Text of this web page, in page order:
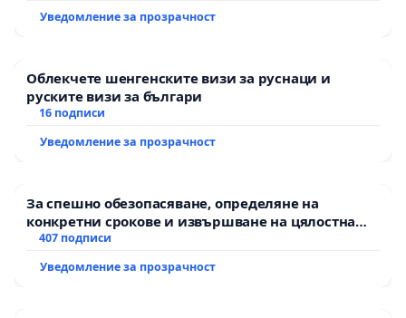
Уведомление за прозрачност
Облекчете шенгенските визи за руснаци и
руските визи за българи
16 подписи
Уведомление за прозрачност
За спешно обезопасяване, определяне на
конкретни срокове и извършване на цялостна
рехабилитация на републиканския път между
Мирово - к.к. Момин проход
407 подписи
Уведомление за прозрачност